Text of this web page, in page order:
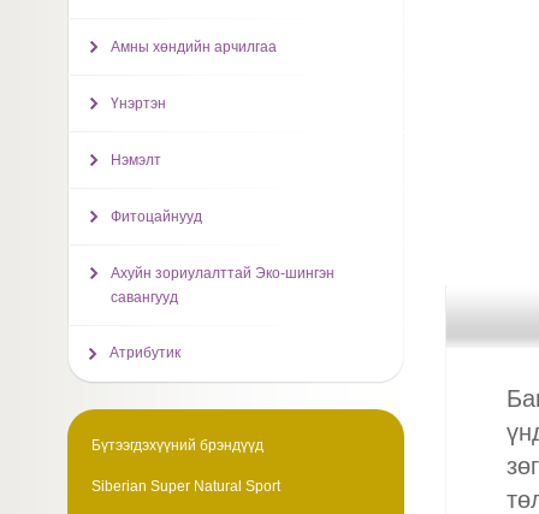
Амны хөндийн арчилгаа
Үнэртэн
Нэмэлт
Фитоцайнууд
Ахуйн зориулалттай Эко-шингэн
савангууд
Атрибутик
Бүтээгдэхүүний брэндүүд
Siberian Super Natural Sport